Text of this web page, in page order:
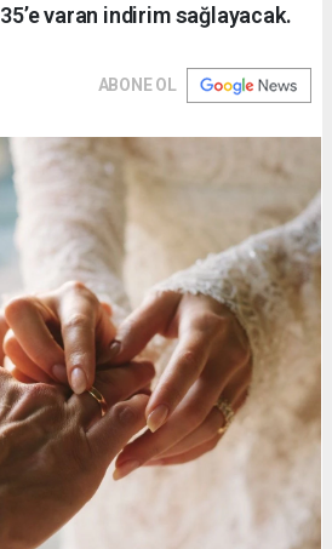
varan indirim sağlayacak.
ABONE OL